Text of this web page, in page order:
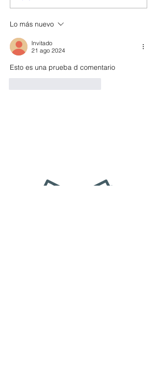
Lo más nuevo
Invitado
21 ago 2024
Esto es una prueba d comentario